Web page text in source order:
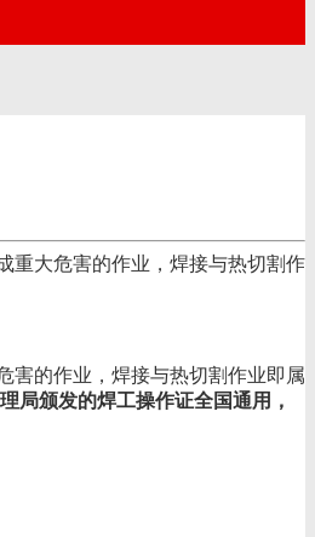
重大危害的作业，焊接与热切割作
害的作业，焊接与热切割作业即属
局颁发的焊工操作证全国通用，